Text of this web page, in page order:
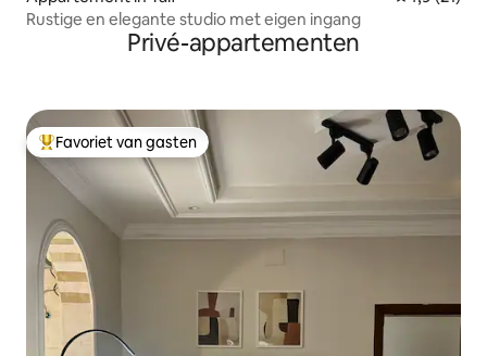
Rustige en elegante studio met eigen ingang
Privé-appartementen
Topfavoriet van gasten
Favoriet van gasten